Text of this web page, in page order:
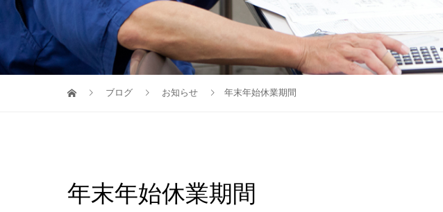
ブログ お知らせ 年末年始休業期間
年末年始休業期間